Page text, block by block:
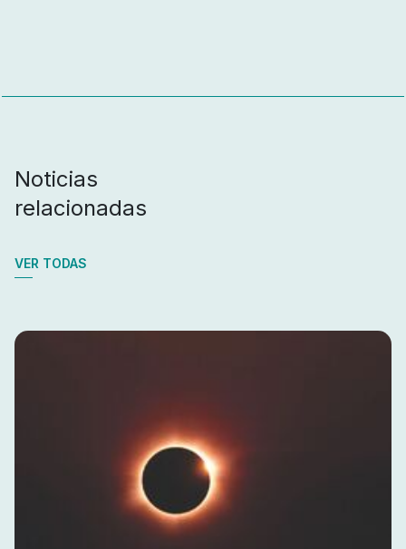
Noticias
relacionadas
VER TODAS